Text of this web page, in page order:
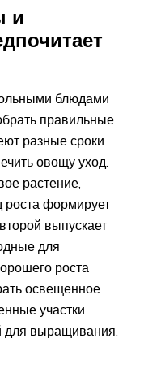
и
блюдами
правильные
разные сроки
овощу уход.
растение,
роста формирует
выпускает
для
роста
освещенное
участки
для выращивания.